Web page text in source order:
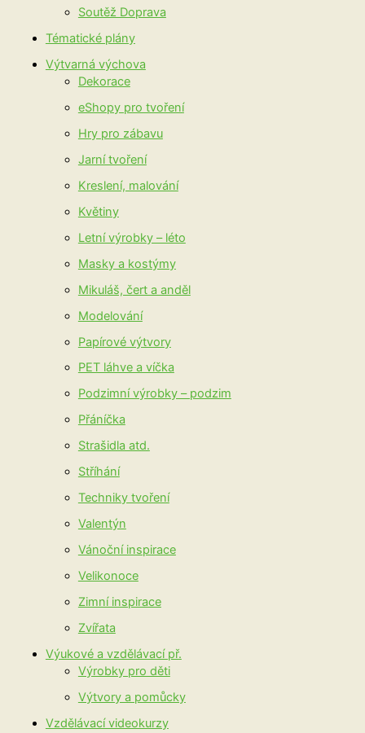
Soutěž Doprava
Tématické plány
Výtvarná výchova
Dekorace
eShopy pro tvoření
Hry pro zábavu
Jarní tvoření
Kreslení, malování
Květiny
Letní výrobky – léto
Masky a kostýmy
Mikuláš, čert a anděl
Modelování
Papírové výtvory
PET láhve a víčka
Podzimní výrobky – podzim
Přáníčka
Strašidla atd.
Stříhání
Techniky tvoření
Valentýn
Vánoční inspirace
Velikonoce
Zimní inspirace
Zvířata
Výukové a vzdělávací př.
Výrobky pro děti
Výtvory a pomůcky
Vzdělávací videokurzy